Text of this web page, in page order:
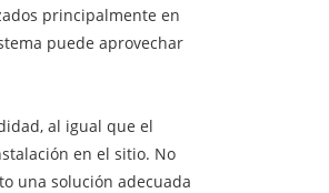
principalmente en
puede aprovechar
al igual que el
en el sitio. No
una solución adecuada